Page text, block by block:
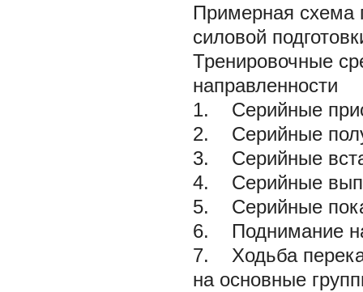
Примерная схема
силовой
Тренировочные
направленности
1. Серийные
2. Серийные
3. Серийные
4. Серийные
5. Серийные
6. Поднимание
7. Ходьба
на основные